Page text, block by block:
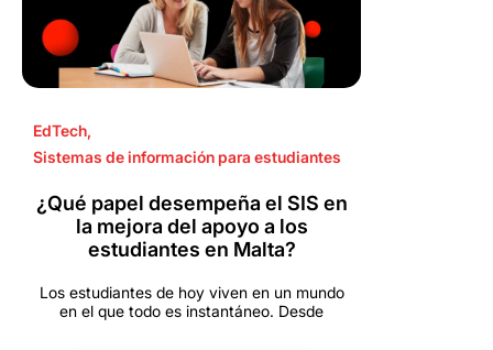
EdTech,
Sistemas de información para estudiantes
¿Qué papel desempeña el SIS en
la mejora del apoyo a los
estudiantes en Malta?
Los estudiantes de hoy viven en un mundo
en el que todo es instantáneo. Desde